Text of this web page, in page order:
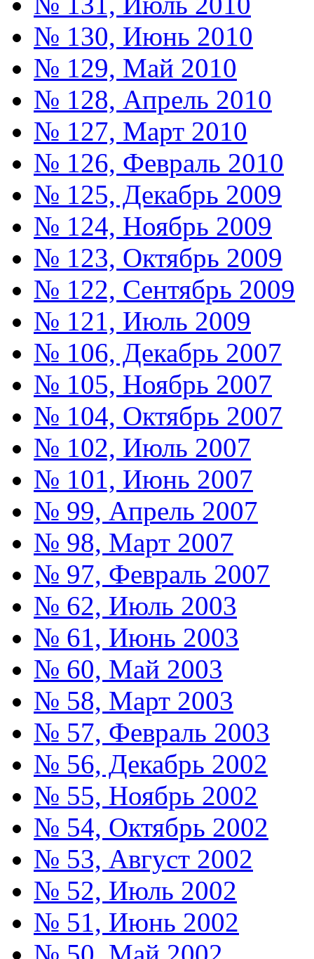
№ 130, Июнь 2010
№ 129, Май 2010
№ 128, Апрель 2010
№ 127, Март 2010
№ 126, Февраль 2010
№ 125, Декабрь 2009
№ 124, Ноябрь 2009
№ 123, Октябрь 2009
№ 122, Сентябрь 2009
№ 121, Июль 2009
№ 106, Декабрь 2007
№ 105, Ноябрь 2007
№ 104, Октябрь 2007
№ 102, Июль 2007
№ 101, Июнь 2007
№ 99, Апрель 2007
№ 98, Март 2007
№ 97, Февраль 2007
№ 62, Июль 2003
№ 61, Июнь 2003
№ 60, Май 2003
№ 58, Март 2003
№ 57, Февраль 2003
№ 56, Декабрь 2002
№ 55, Ноябрь 2002
№ 54, Октябрь 2002
№ 53, Август 2002
№ 52, Июль 2002
№ 51, Июнь 2002